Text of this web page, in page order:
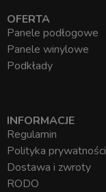
OFERTA
Panele podłogowe
Panele winylowe
Podkłady
INFORMACJE
Regulamin
Polityka prywatności
Dostawa i zwroty
RODO